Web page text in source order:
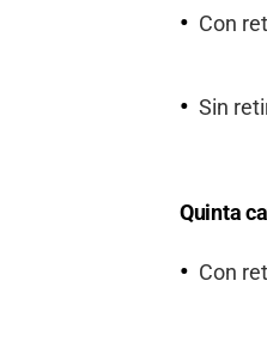
Con
Sin
Quinta
Con